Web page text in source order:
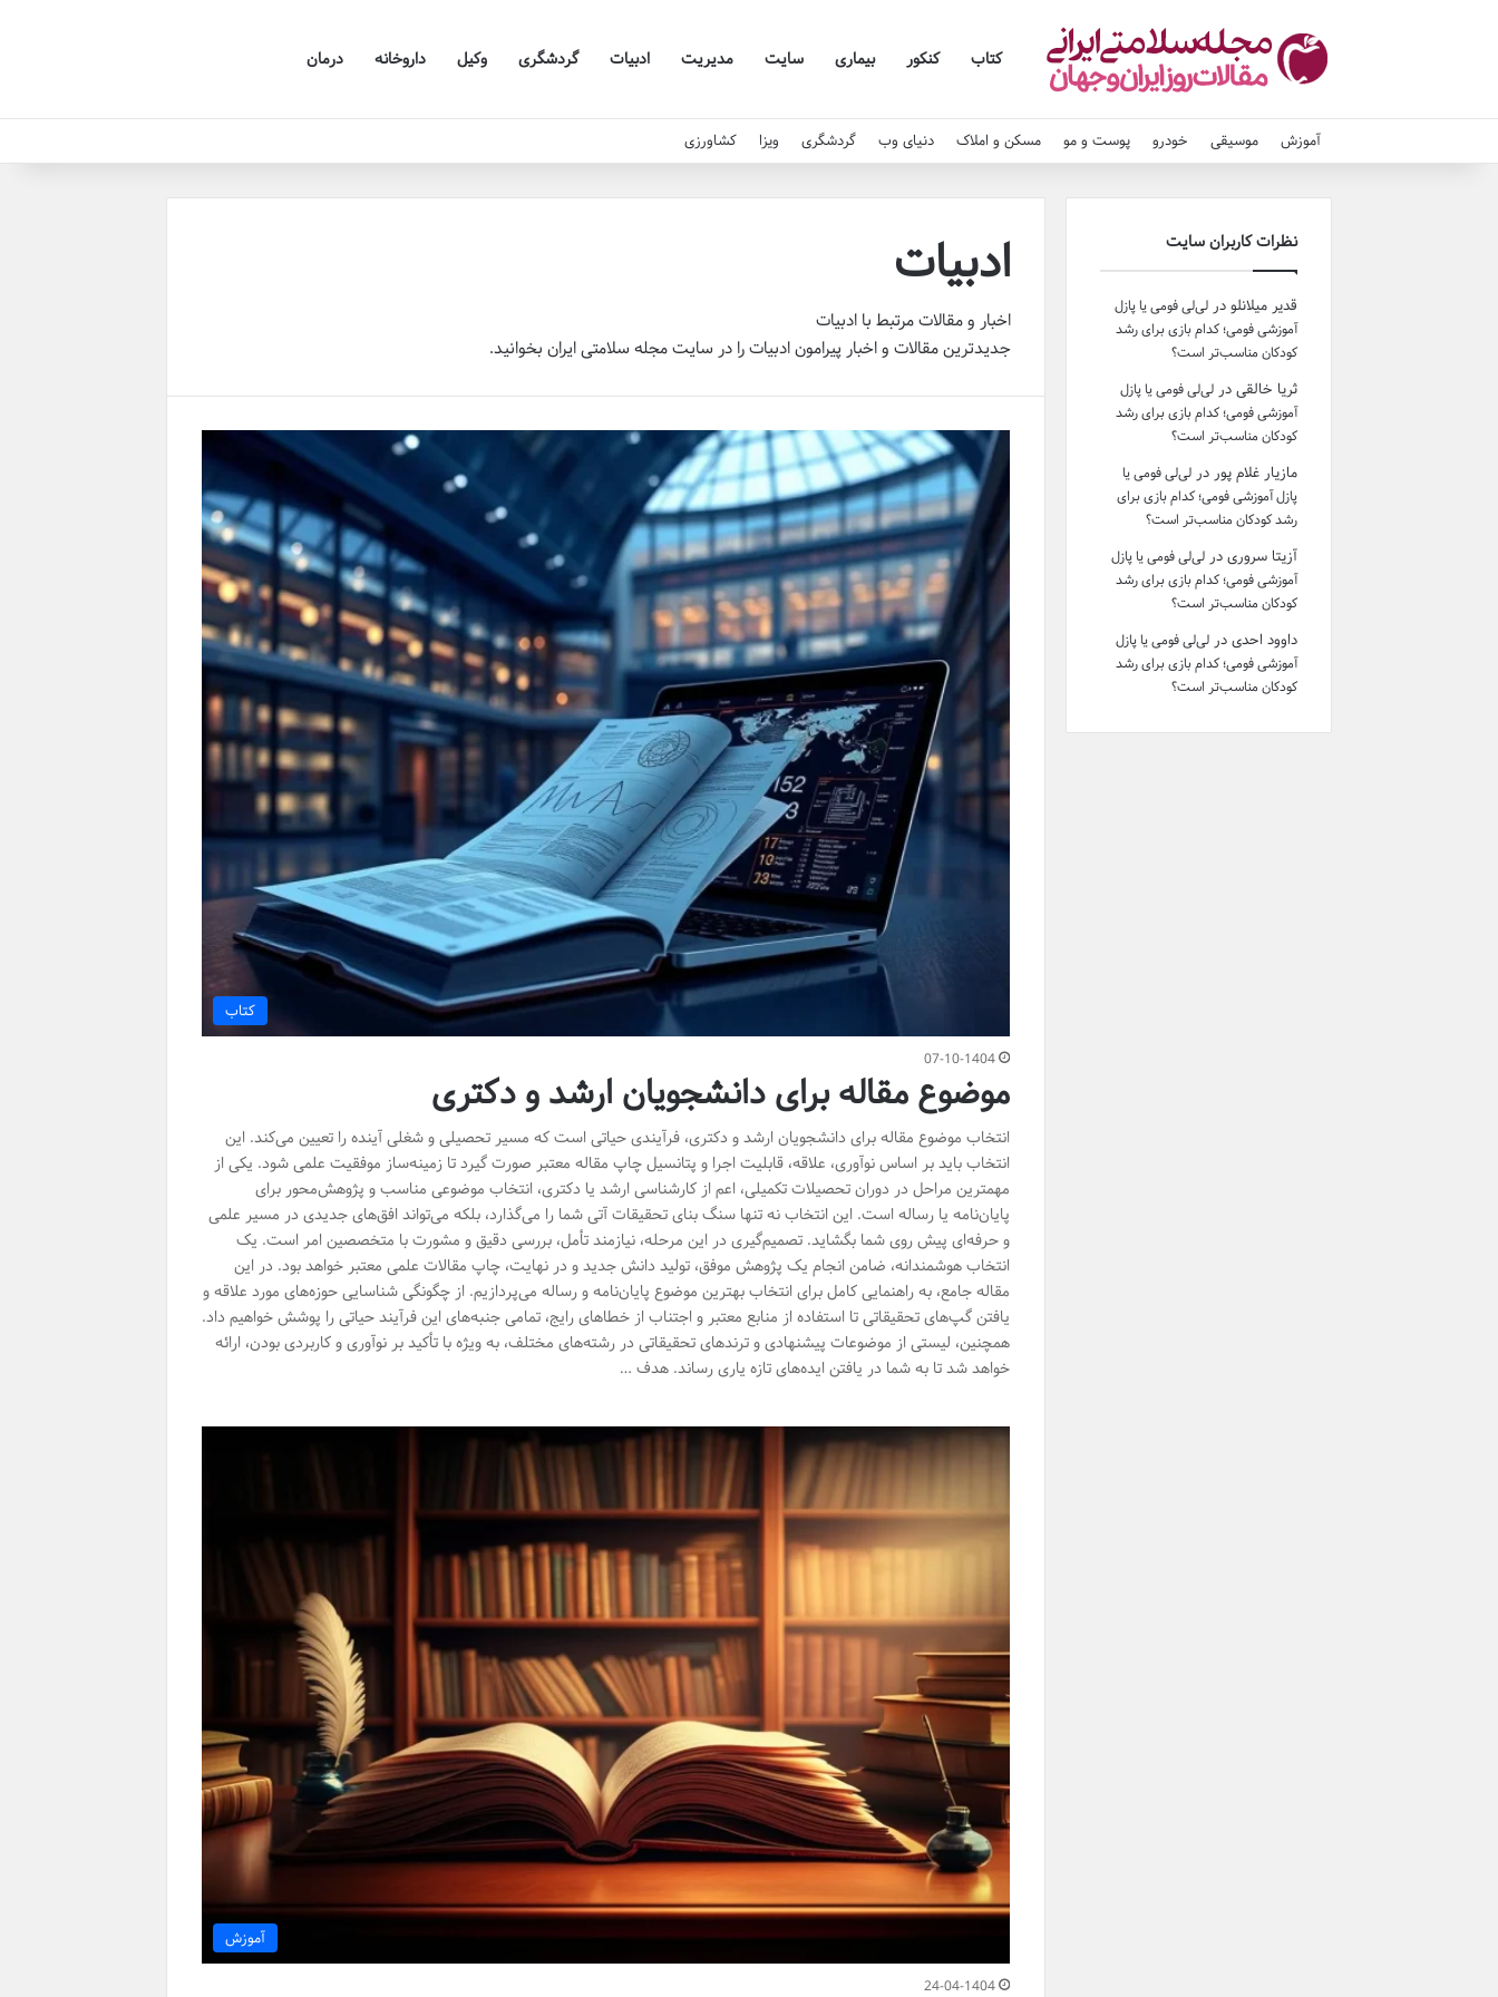
کتاب کنکور بیماری سایت مدیریت ادبیات گردشگری وکیل داروخانه درمان
آموزش موسیقی خودرو پوست و مو مسکن و املاک دنیای وب گردشگری ویزا کشاورزی
ادبیات
اخبار و مقالات مرتبط با ادبیات
جدیدترین مقالات و اخبار پیرامون ادبیات را در سایت مجله سلامتی ایران بخوانید.
کتاب
07-10-1404
موضوع مقاله برای دانشجویان ارشد و دکتری
انتخاب موضوع مقاله برای دانشجویان ارشد و دکتری، فرآیندی حیاتی است که مسیر تحصیلی و شغلی آینده را تعیین می‌کند. این
انتخاب باید بر اساس نوآوری، علاقه، قابلیت اجرا و پتانسیل چاپ مقاله معتبر صورت گیرد تا زمینه‌ساز موفقیت علمی شود. یکی از
مهمترین مراحل در دوران تحصیلات تکمیلی، اعم از کارشناسی ارشد یا دکتری، انتخاب موضوعی مناسب و پژوهش‌محور برای
پایان‌نامه یا رساله است. این انتخاب نه تنها سنگ بنای تحقیقات آتی شما را می‌گذارد، بلکه می‌تواند افق‌های جدیدی در مسیر علمی
و حرفه‌ای پیش روی شما بگشاید. تصمیم‌گیری در این مرحله، نیازمند تأمل، بررسی دقیق و مشورت با متخصصین امر است. یک
انتخاب هوشمندانه، ضامن انجام یک پژوهش موفق، تولید دانش جدید و در نهایت، چاپ مقالات علمی معتبر خواهد بود. در این
مقاله جامع، به راهنمایی کامل برای انتخاب بهترین موضوع پایان‌نامه و رساله می‌پردازیم. از چگونگی شناسایی حوزه‌های مورد علاقه و
یافتن گپ‌های تحقیقاتی تا استفاده از منابع معتبر و اجتناب از خطاهای رایج، تمامی جنبه‌های این فرآیند حیاتی را پوشش خواهیم داد.
همچنین، لیستی از موضوعات پیشنهادی و ترندهای تحقیقاتی در رشته‌های مختلف، به ویژه با تأکید بر نوآوری و کاربردی بودن، ارائه
خواهد شد تا به شما در یافتن ایده‌های تازه یاری رساند. هدف …
آموزش
24-04-1404
نظرات کاربران سایت
قدیر میلانلو درلی‌لی فومی یا پازل
آموزشی فومی؛ کدام بازی برای رشد
کودکان مناسب‌تر است؟
ثریا خالقی درلی‌لی فومی یا پازل
آموزشی فومی؛ کدام بازی برای رشد
کودکان مناسب‌تر است؟
مازیار غلام پور درلی‌لی فومی یا
پازل آموزشی فومی؛ کدام بازی برای
رشد کودکان مناسب‌تر است؟
آزیتا سروری درلی‌لی فومی یا پازل
آموزشی فومی؛ کدام بازی برای رشد
کودکان مناسب‌تر است؟
داوود احدی درلی‌لی فومی یا پازل
آموزشی فومی؛ کدام بازی برای رشد
کودکان مناسب‌تر است؟